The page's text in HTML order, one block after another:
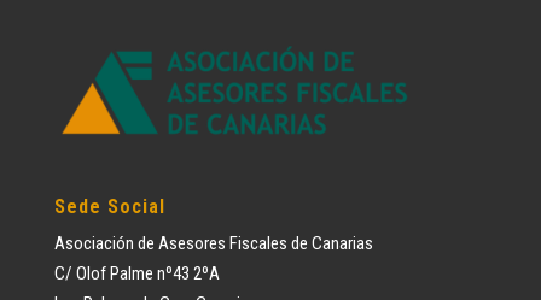
Sede Social
Asociación de Asesores Fiscales de Canarias
C/ Olof Palme nº43 2ºA